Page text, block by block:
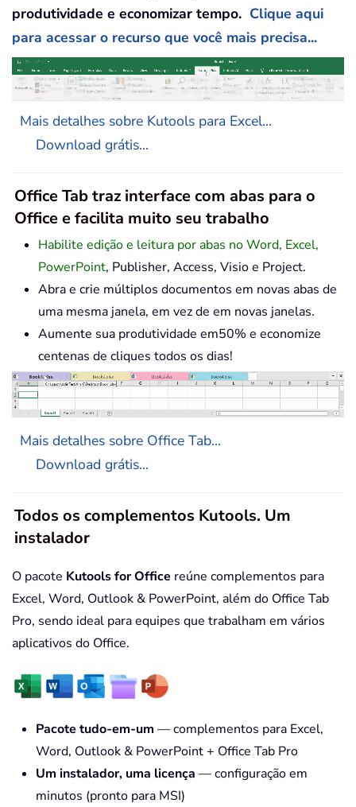
produtividade e economizar tempo. Clique aqui
para acessar o recurso que você mais precisa...
Mais detalhes sobre Kutools para Excel...
Download grátis...
Office Tab traz interface com abas para o
Office e facilita muito seu trabalho
Habilite edição e leitura por abas no Word, Excel,
PowerPoint, Publisher, Access, Visio e Project.
Abra e crie múltiplos documentos em novas abas de
uma mesma janela, em vez de em novas janelas.
Aumente sua produtividade em50% e economize
centenas de cliques todos os dias!
Mais detalhes sobre Office Tab...
Download grátis...
Todos os complementos Kutools. Um
instalador
O pacote Kutools for Office reúne complementos para
Excel, Word, Outlook & PowerPoint, além do Office Tab
Pro, sendo ideal para equipes que trabalham em vários
aplicativos do Office.
Pacote tudo-em-um — complementos para Excel,
Word, Outlook & PowerPoint + Office Tab Pro
Um instalador, uma licença — configuração em
minutos (pronto para MSI)